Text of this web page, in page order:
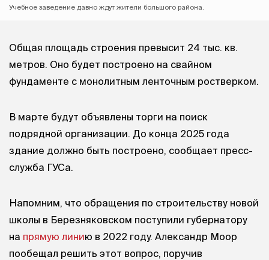
Учебное заведение давно ждут жители большого района.
Общая площадь строения превысит 24 тыс. кв.
метров. Оно будет построено на свайном
фундаменте с монолитным ленточным ростверком.
В марте будут объявлены торги на поиск
подрядной организации. До конца 2025 года
здание должно быть построено, сообщает пресс-
служба ГУСа.
Напомним, что обращения по строительству новой
школы в Березняковском поступили губернатору
на прямую линию в 2022 году. Александр Моор
пообещал решить этот вопрос, поручив